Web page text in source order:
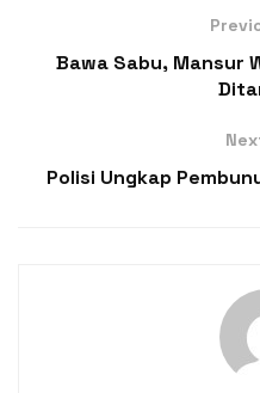
Bawa Sabu, Mansur
Polisi Ungkap